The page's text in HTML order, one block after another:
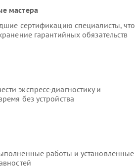
мастера
сертификацию специалисты, что
гарантийных обязательств
экспресс-диагностику и
без устройства
работы и установленные